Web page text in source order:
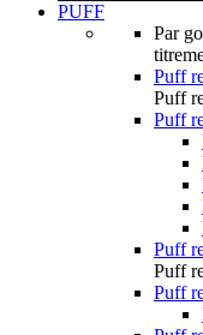
PUFF
Par
Puff
Puff
Puff
Puff
Puff
Puff